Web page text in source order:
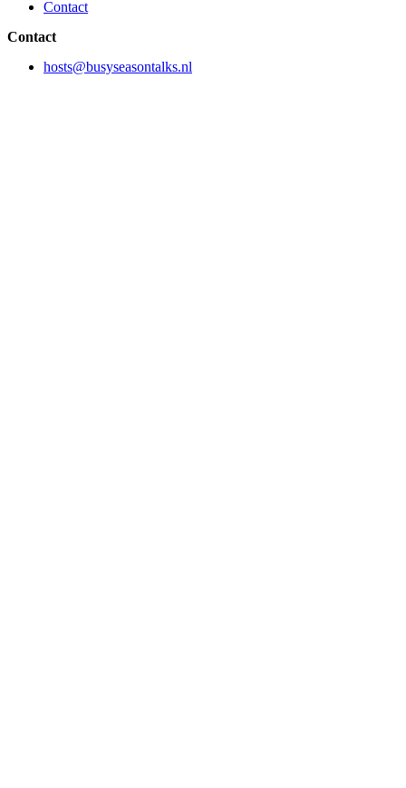
Contact
Contact
hosts@busyseasontalks.nl